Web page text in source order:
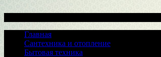
Главная
Сантехника и отопление
Бытовая техника